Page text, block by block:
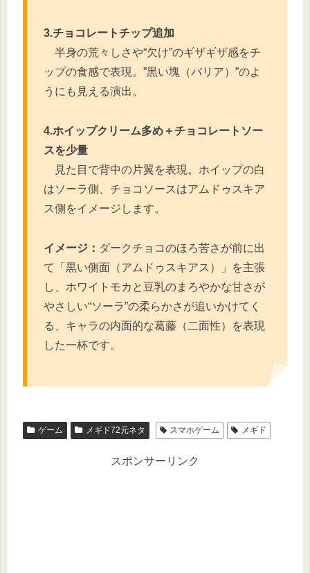
3.チョコレートチップ追加
半身の荒々しさや“欠け”のギザギザ感をチ
ップの食感で表現。”黒い塊（バリア）”のよ
うにも見える演出。
4.ホイップクリーム多め＋チョコレートソー
スを少量
見た目で背中の片翼を表現。ホイップの白
はソーラ側、チョコソースはアムドゥスキア
ス側をイメージします。
イメージ： ダークチョコのほろ苦さが前に出
て「黒い側面（アムドゥスキアス）」を主張
し、ホワイトモカと豆乳のまろやかな甘さが
やさしい“ソーラ”の柔らかさが追いかけてく
る、キャラの内面的な葛藤（二面性）を表現
した一杯です。
ゲーム メギド72元ネタ スマホゲーム メギド
スポンサーリンク